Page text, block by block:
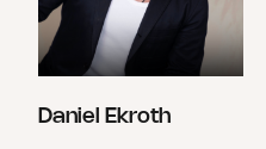
Daniel Ekroth